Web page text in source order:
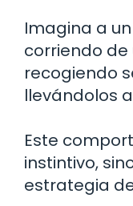
Imagina a
corriendo
recogiendo
llevándolos
Este
instintivo,
estrategia